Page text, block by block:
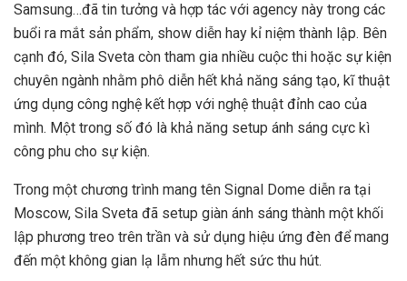
Samsung…đã tin tưởng và hợp tác với agency này trong các
buổi ra mắt sản phẩm, show diễn hay kỉ niệm thành lập. Bên
cạnh đó, Sila Sveta còn tham gia nhiều cuộc thi hoặc sự kiện
chuyên ngành nhằm phô diễn hết khả năng sáng tạo, kĩ thuật
ứng dụng công nghệ kết hợp với nghệ thuật đỉnh cao của
mình. Một trong số đó là khả năng setup ánh sáng cực kì
công phu cho sự kiện.
Trong một chương trình mang tên Signal Dome diễn ra tại
Moscow, Sila Sveta đã setup giàn ánh sáng thành một khối
lập phương treo trên trần và sử dụng hiệu ứng đèn để mang
đến một không gian lạ lẫm nhưng hết sức thu hút.